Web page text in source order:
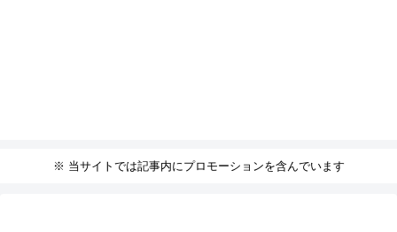
※ 当サイトでは記事内にプロモーションを含んでいます